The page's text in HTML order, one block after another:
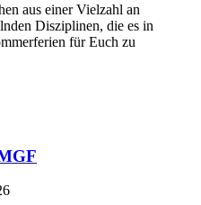
aus einer Vielzahl an
Disziplinen, die es in
für Euch zu